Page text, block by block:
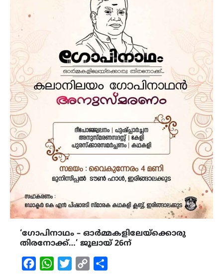
‘ഗോപിനാഥം – ഓർമ്മകളിലേയ്ക്കൊരു
തിരനോക്ക്…’ ജൂലായ് 26ന്
FacebookWhatsAppTwitterCopy